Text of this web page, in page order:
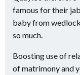
famous for their
baby from
so much.
Boosting use of
of matrimony and